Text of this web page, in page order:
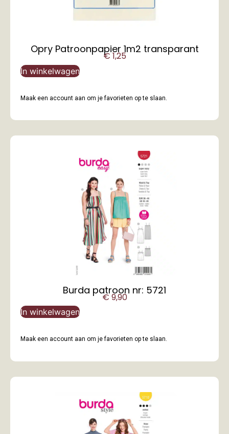
Opry Patroonpapier 1m2 transparant
€1,25
In winkelwagen
Maak een account aan om je favorieten op te slaan.
Burda patroon nr: 5721
€9,90
In winkelwagen
Maak een account aan om je favorieten op te slaan.